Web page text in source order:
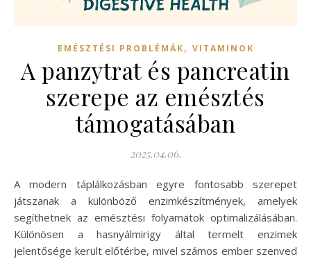
EMÉSZTÉSI PROBLÉMÁK, VITAMINOK
A panzytrat és pancreatin
szerepe az emésztés
támogatásában
2025.04.06.
A modern táplálkozásban egyre fontosabb szerepet
játszanak a különböző enzimkészítmények, amelyek
segíthetnek az emésztési folyamatok optimalizálásában.
Különösen a hasnyálmirigy által termelt enzimek
jelentősége került előtérbe, mivel számos ember szenved